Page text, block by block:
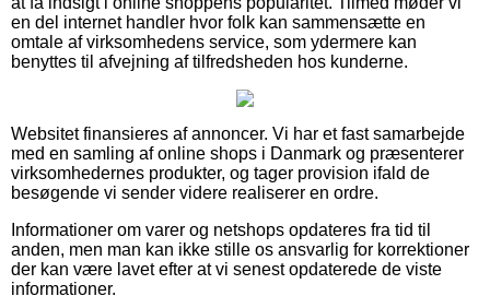
en del internet handler hvor folk kan sammensætte en
omtale af virksomhedens service, som ydermere kan
benyttes til afvejning af tilfredsheden hos kunderne.
Websitet finansieres af annoncer. Vi har et fast samarbejde
med en samling af online shops i Danmark og præsenterer
virksomhedernes produkter, og tager provision ifald de
besøgende vi sender videre realiserer en ordre.
Informationer om varer og netshops opdateres fra tid til
anden, men man kan ikke stille os ansvarlig for korrektioner
der kan være lavet efter at vi senest opdaterede de viste
informationer.